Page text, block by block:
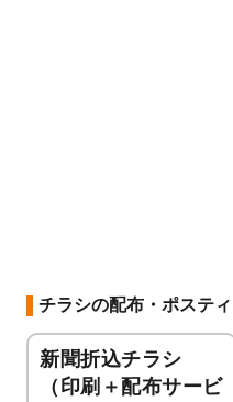
チラシの配布・ポステ
新聞折込チラシ
（印刷＋配布サービ